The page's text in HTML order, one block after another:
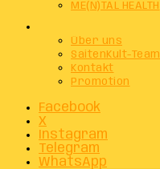
ME(N)TAL HEALTH
Über uns
SaitenKult-Team
Kontakt
Promotion
Facebook
X
Instagram
Telegram
WhatsApp